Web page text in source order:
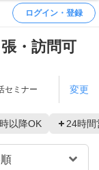
ログイン・登録
・訪問可
セミナー 変更
以降OK 24時間